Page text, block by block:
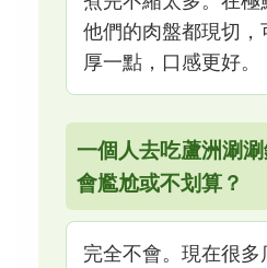
他們的肉盤都現切，
厚一點，口感更好。
一個人去吃蘆洲涮
會尷尬或不划算？
完全不會。現在很多